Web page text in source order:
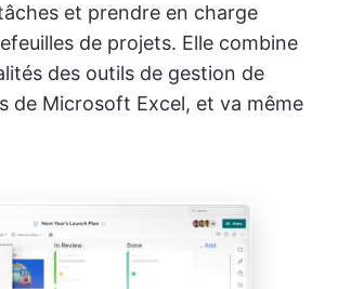
et prendre en charge
de projets. Elle combine
des outils de gestion de
de Microsoft Excel, et va même